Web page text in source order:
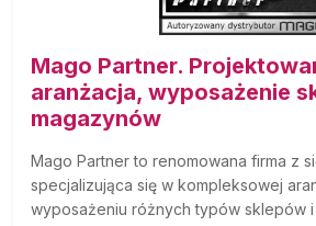
Mago Partner.
aranżacja, wyposażenie
magazynów
Mago Partner to renomowana firma z
specjalizująca się w kompleksowej
wyposażeniu różnych typów sklepów i